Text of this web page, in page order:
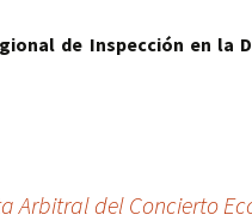
de Inspección en la
Arbitral del Concierto